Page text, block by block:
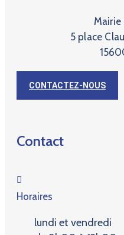
Mairie
5 place
CONTACTEZ-NOUS
Contact
Horaires
lundi et vendredi